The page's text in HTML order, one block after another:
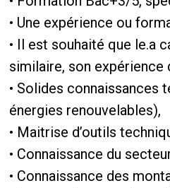
• Une expérience ou
• Il est souhaité que le.a
similaire, son expérience
• Solides connaissances
énergies renouvelables),
• Maitrise d’outils
• Connaissance du
• Connaissance des